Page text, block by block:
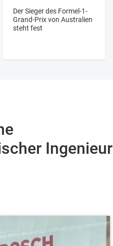
Der Sieger des Formel-1-
Grand-Prix von Australien
steht fest
Ingenieur